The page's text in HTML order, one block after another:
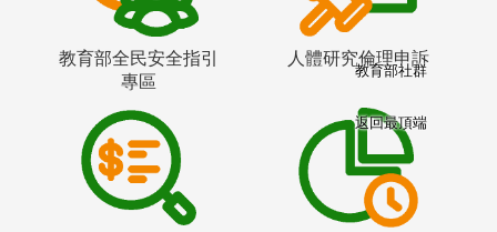
教育部全民安全指引
專區
人體研究倫理申訴
教育部社群
返回最頂端